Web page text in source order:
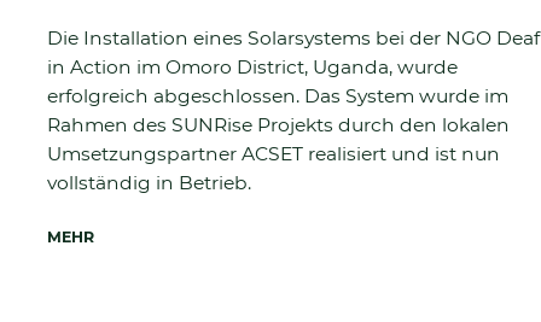
Die Installation eines Solarsystems bei der NGO Deaf
in Action im Omoro District, Uganda, wurde
erfolgreich abgeschlossen. Das System wurde im
Rahmen des SUNRise Projekts durch den lokalen
Umsetzungspartner ACSET realisiert und ist nun
vollständig in Betrieb.
MEHR